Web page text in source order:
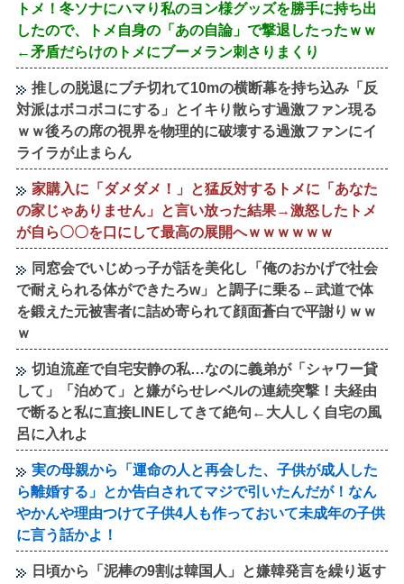
トメ！冬ソナにハマり私のヨン様グッズを勝手に持ち出
したので、トメ自身の「あの自論」で撃退したったｗｗ
←矛盾だらけのトメにブーメラン刺さりまくり
推しの脱退にブチ切れて10mの横断幕を持ち込み「反
対派はボコボコにする」とイキり散らす過激ファン現る
ｗｗ後ろの席の視界を物理的に破壊する過激ファンにイ
ライラが止まらん
家購入に「ダメダメ！」と猛反対するトメに「あなた
の家じゃありません」と言い放った結果→激怒したトメ
が自ら〇〇を口にして最高の展開へｗｗｗｗｗｗ
同窓会でいじめっ子が話を美化し「俺のおかげで社会
で耐えられる体ができたろw」と調子に乗る←武道で体
を鍛えた元被害者に詰め寄られて顔面蒼白で平謝りｗｗ
ｗ
切迫流産で自宅安静の私…なのに義弟が「シャワー貸
して」「泊めて」と嫌がらせレベルの連続突撃！夫経由
で断ると私に直接LINEしてきて絶句←大人しく自宅の風
呂に入れよ
実の母親から「運命の人と再会した、子供が成人した
ら離婚する」とか告白されてマジで引いたんだが！なん
やかんや理由つけて子供4人も作っておいて未成年の子供
に言う話かよ！
日頃から「泥棒の9割は韓国人」と嫌韓発言を繰り返す